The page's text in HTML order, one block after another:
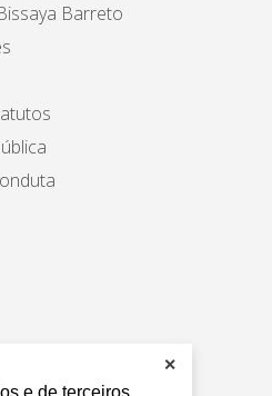
e de terceiros
✕
Barreto